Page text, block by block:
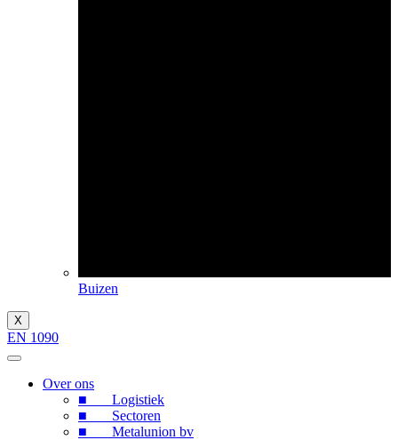
Buizen
X
EN 1090
Over ons
■ Logistiek
■ Sectoren
■ Metalunion bv